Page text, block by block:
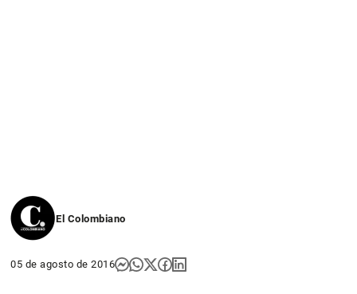
El Colombiano
05 de agosto de 2016